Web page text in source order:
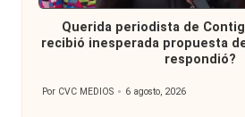
en
Querida periodista de
recibió inesperada propuesta
respondió?
Publicado
Por CVC MEDIOS 6 agosto, 2026